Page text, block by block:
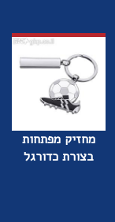
מחזיק מפתחות
בצורת כדורגל